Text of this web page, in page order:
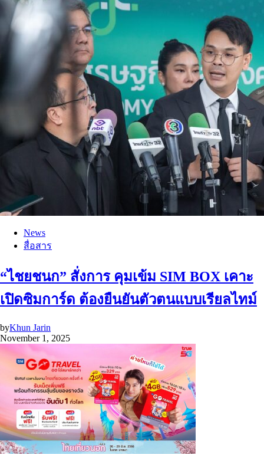
News
สื่อสาร
“ไชยชนก” สั่งการ คุมเข้ม SIM BOX เคาะ
เปิดซิมการ์ด ต้องยืนยันตัวตนแบบเรียลไทม์
byKhun Jarin
November 1, 2025